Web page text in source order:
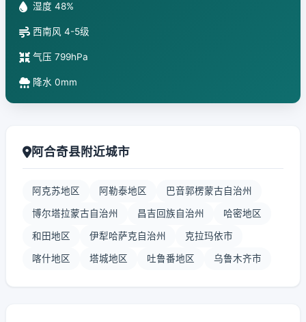
湿度 48%
西南风 4-5级
气压 799hPa
降水 0mm
阿合奇县附近城市
阿克苏地区 阿勒泰地区 巴音郭楞蒙古自治州
博尔塔拉蒙古自治州 昌吉回族自治州 哈密地区
和田地区 伊犁哈萨克自治州 克拉玛依市
喀什地区 塔城地区 吐鲁番地区 乌鲁木齐市